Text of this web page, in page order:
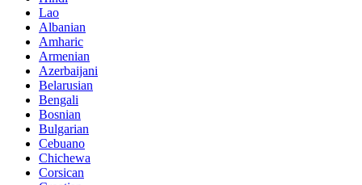
Lao
Albanian
Amharic
Armenian
Azerbaijani
Belarusian
Bengali
Bosnian
Bulgarian
Cebuano
Chichewa
Corsican